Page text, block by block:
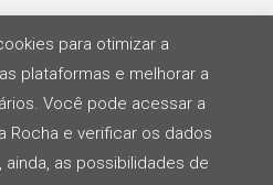
para otimizar a
plataformas e melhorar a
Você pode acessar a
Rocha e verificar os dados
as possibilidades de